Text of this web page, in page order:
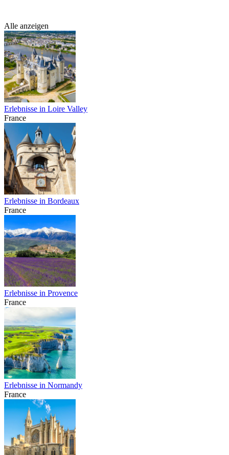
Alle anzeigen
Erlebnisse in Loire Valley
France
Erlebnisse in Bordeaux
France
Erlebnisse in Provence
France
Erlebnisse in Normandy
France